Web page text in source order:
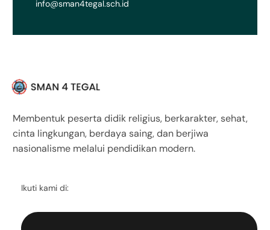
info@sman4tegal.sch.id
Membentuk peserta didik religius, berkarakter, sehat,
cinta lingkungan, berdaya saing, dan berjiwa
nasionalisme melalui pendidikan modern.
Ikuti kami di: